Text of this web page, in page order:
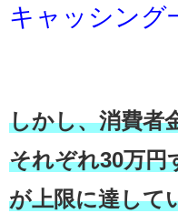
キャッシング
しかし、消費者
それぞれ30万円
が上限に達して